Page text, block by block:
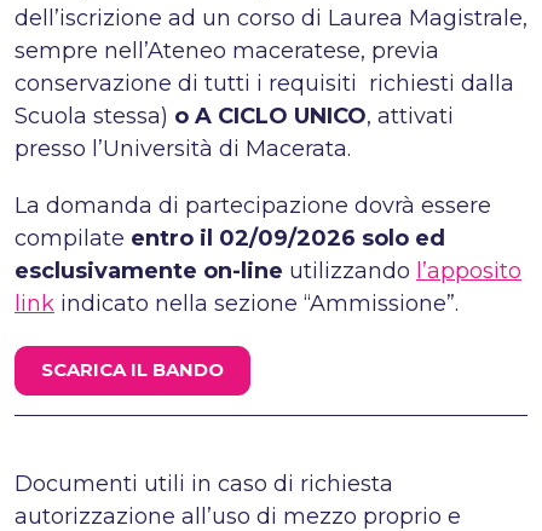
dell’iscrizione ad un corso di Laurea Magistrale,
sempre nell’Ateneo maceratese, previa
conservazione di tutti i requisiti richiesti dalla
Scuola stessa) o A CICLO UNICO, attivati
presso l’Università di Macerata.
La domanda di partecipazione dovrà essere
compilate entro il 02/09/2026 solo ed
esclusivamente on-line utilizzando l’apposito
link indicato nella sezione “Ammissione”.
SCARICA IL BANDO
Documenti utili in caso di richiesta
autorizzazione all’uso di mezzo proprio e